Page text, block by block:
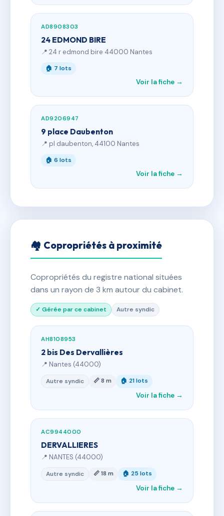
AD8908303
24 EDMOND BIRE
📍 24 r edmond bire 44000 Nantes
🏠 7 lots
Voir la fiche →
AD9206947
9 place Daubenton
📍 pl daubenton, 44100 Nantes
🏠 6 lots
Voir la fiche →
🏘 Copropriétés à proximité
Copropriétés du registre national situées
dans un rayon de 3 km autour du cabinet.
✓ Gérée par ce cabinet Autre syndic
AH8108953
2 bis Des Dervallières
📍 Nantes (44000)
Autre syndic 📏 8 m 🏠 21 lots
Voir la fiche →
AC9944000
DERVALLIERES
📍 NANTES (44000)
Autre syndic 📏 18 m 🏠 25 lots
Voir la fiche →